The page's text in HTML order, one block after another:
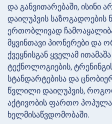
და განვითარებაში, ისინი
დაიღუპვის
ერთობლივად
მყვინთავი პიონერები და
ქვეყნისგან ყველამ
ტექნოლოგიების,
სტანდარტებისა და
წვლილი დაიღუპვის,
აქტივობის ფართო
ხელმისაწვდომობაში.